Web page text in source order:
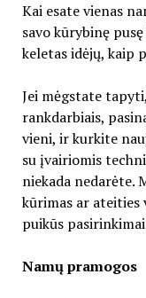
Kai esate vienas
savo kūrybinę
keletas idėjų, kaip
Jei mėgstate
rankdarbiais,
vieni, ir kurkite
su įvairiomis
niekada nedarėte.
kūrimas ar
puikūs
Namų pramogos